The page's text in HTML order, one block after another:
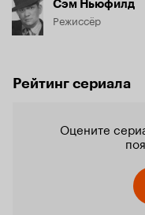
Сэм Ньюфилд
Режиссёр
Рейтинг сериала
Оцените